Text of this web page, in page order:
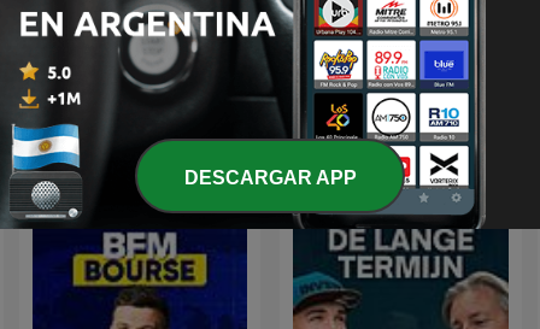
Entre Creadores |
Podcast
Meditación Guiada
Más podcasts internacionales de Finanzas
DESCARGAR APP